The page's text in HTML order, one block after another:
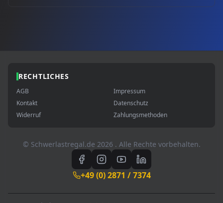
RECHTLICHES
AGB
Impressum
Kontakt
Datenschutz
Widerruf
Zahlungsmethoden
© Schwerlastregal.de 2026 . Alle Rechte vorbehalten.
+49 (0) 2871 / 7374